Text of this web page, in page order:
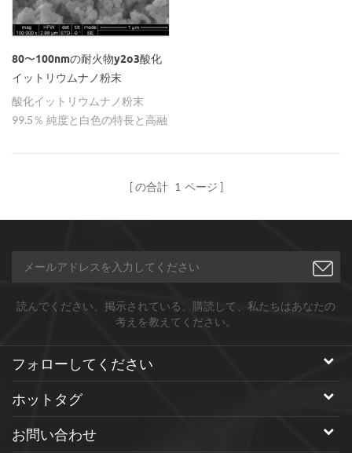
80〜100nmの耐火物y2o3酸化
イットリウムナノ粉末
酸化イットリウムナノ粉末
99.5％ 純度と白色の特長と高融
物として使用される。
の合計 1 ページ
読んでください、掲示されている、購読して、私たちはあなたの
考えを教えてください。
フォローしてください
ホットタグ
お問い合わせ